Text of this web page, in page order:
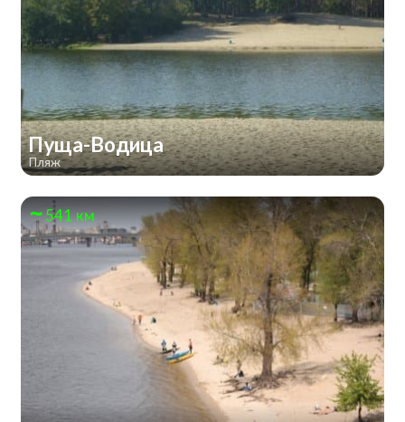
Пуща-Водица
Пляж
541 км